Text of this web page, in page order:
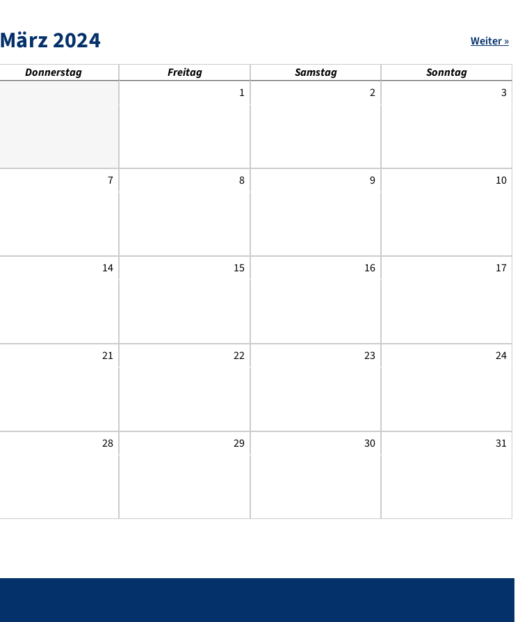
März 2024 Weiter »
Donnerstag Freitag Samstag
Sonntag
1
2 3
7 8 9 10
14 15 16 17
21 22 23 24
28 29 30 31